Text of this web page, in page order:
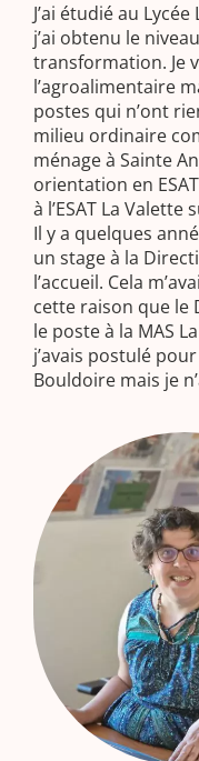
J’ai étudié au
j’ai obtenu le
transformation. Je
l’agroalimentaire
postes qui n’ont
milieu ordinaire
ménage à Sainte
orientation en
à l’ESAT La
Il y a quelques
un stage à la
l’accueil. Cela
cette raison que le
le poste à la MAS
j’avais postulé
Bouldoire mais je